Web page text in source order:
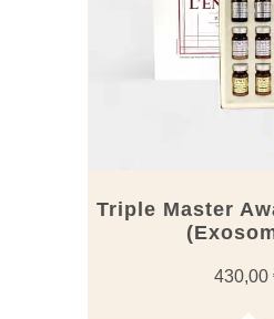
Triple Master
430,00